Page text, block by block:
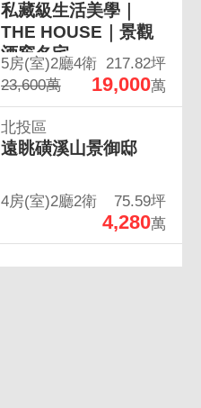
私藏級生活美學｜
THE HOUSE｜景觀
酒窖名宅
5房(室)2廳4衛
217.82坪
23,600萬
19,000萬
北投區
遠眺磺溪山景御邸
4房(室)2廳2衛 75.59坪
4,280萬